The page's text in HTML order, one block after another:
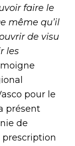
faire le
même qu’il
de visu
les
pour le
présent
de
prescription